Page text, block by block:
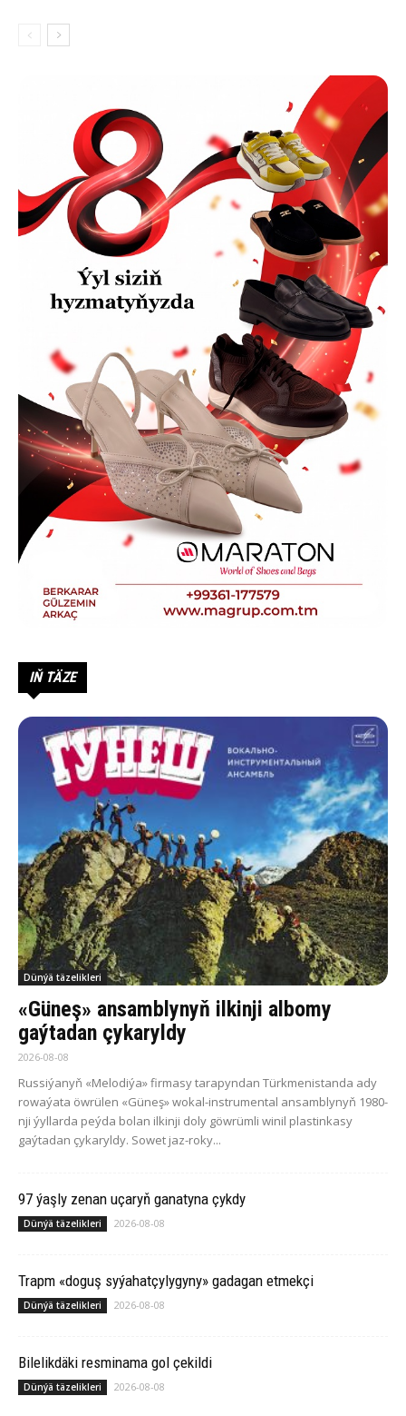
IŇ TÄZE
Dünýä täzelikleri
«Güneş» ansamblynyň ilkinji albomy
gaýtadan çykaryldy
2026-08-08
Russiýanyň «Melodiýa» firmasy tarapyndan Türkmenistanda ady
rowaýata öwrülen «Güneş» wokal-instrumental ansamblynyň 1980-
nji ýyllarda peýda bolan ilkinji doly göwrümli winil plastinkasy
gaýtadan çykaryldy. Sowet jaz-roky...
97 ýaşly zenan uçaryň ganatyna çykdy
Dünýä täzelikleri 2026-08-08
Trapm «doguş syýahatçylygyny» gadagan etmekçi
Dünýä täzelikleri 2026-08-08
Bilelikdäki resminama gol çekildi
Dünýä täzelikleri 2026-08-08